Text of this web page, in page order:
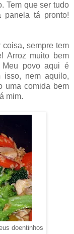
Tem que ser tudo
panela tá pronto!
sempre tem
Arroz muito bem
Meu povo aqui é
isso, nem aquilo,
uma comida bem
mim.
doentinhos